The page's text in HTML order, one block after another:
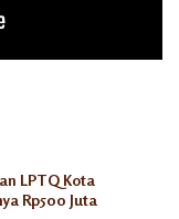
LPTQ Kota
Rp500 Juta